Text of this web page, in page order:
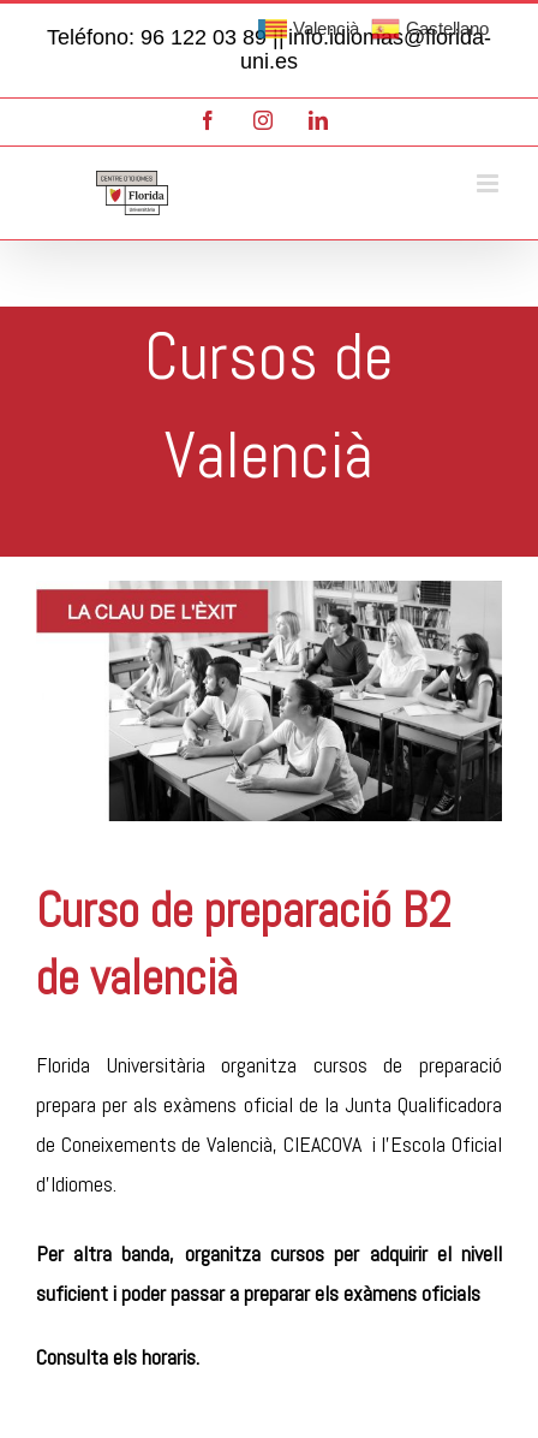
Teléfono: 96 122 03 89 || info.idiomas@florida-
uni.es
FacebookInstagramLinkedIn
Cursos de
Valencià
Curso de preparació B2
de valencià
Florida Universitària organitza cursos de preparació
prepara per als exàmens oficial de la Junta Qualificadora
de Coneixements de Valencià, CIEACOVA i l’Escola Oficial
d’Idiomes.
Per altra banda, organitza cursos per adquirir el nivell
suficient i poder passar a preparar els exàmens oficials
Consulta els horaris.
Valencià Castellano